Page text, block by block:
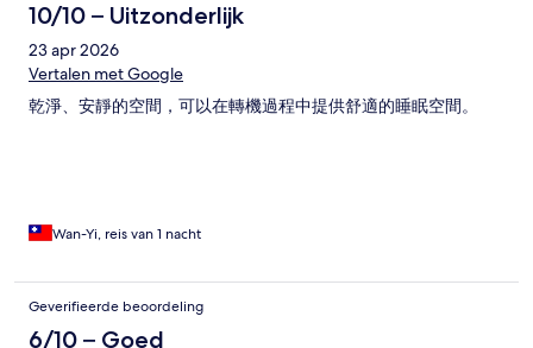
10/10 – Uitzonderlijk
23 apr 2026
Vertalen met Google
乾淨、安靜的空間，可以在轉機過程中提供舒適的睡眠空間。
Wan-Yi, reis van 1 nacht
Geverifieerde beoordeling
6/10 – Goed